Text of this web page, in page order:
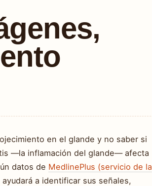
en el glande y no saber si
—la inflamación del glande— afecta
datos de MedlinePlus (servicio de la
a identificar sus señales,